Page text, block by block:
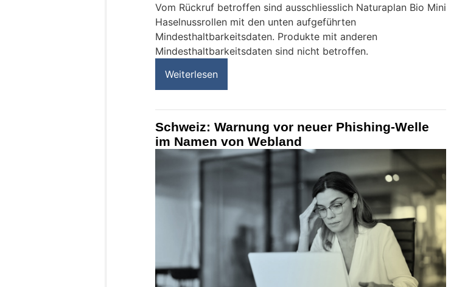
Vom Rückruf betroffen sind ausschliesslich Naturaplan Bio Mini
Haselnussrollen mit den unten aufgeführten
Mindesthaltbarkeitsdaten. Produkte mit anderen
Mindesthaltbarkeitsdaten sind nicht betroffen.
Weiterlesen
Schweiz: Warnung vor neuer Phishing-Welle
im Namen von Webland